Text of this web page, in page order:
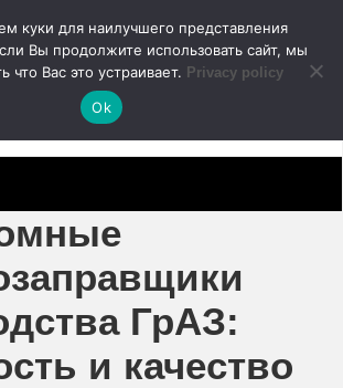
автомобили и не только, новинки зарубежного
и отечественного автопрома
ГрАЗ:
и качество
куки для наилучшего представления
Вы продолжите использовать сайт, мы
что Вас это устраивает. Privacy policy
Ok